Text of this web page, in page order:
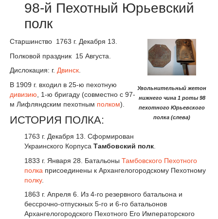
98-й Пехотный Юрьевский
полк
Увольнительный жетон
нижнего чина 1 роты 98
пехотного Юрьевского
полка (слева)
Старшинство 1763 г. Декабря 13.
Полковой праздник 15 Августа.
Дислокация: г. Двинск.
В 1909 г. входил в 25-ю пехотную
дивизию , 1-ю бригаду (совместно с 97-
м Лифляндским пехотным полком).
ИСТОРИЯ ПОЛКА:
1763 г. Декабря 13. Сформирован
Украинского Корпуса Тамбовский полк
1833 г. Января 28. Батальоны Тамбовского Пехотного
полка присоединены к Архангелогородскому Пехотному
полку.
1863 г. Апреля 6. Из 4-го резервного батальона и
бессрочно-отпускных 5-го и 6-го батальонов
Архангелогородского Пехотного Его Императорского